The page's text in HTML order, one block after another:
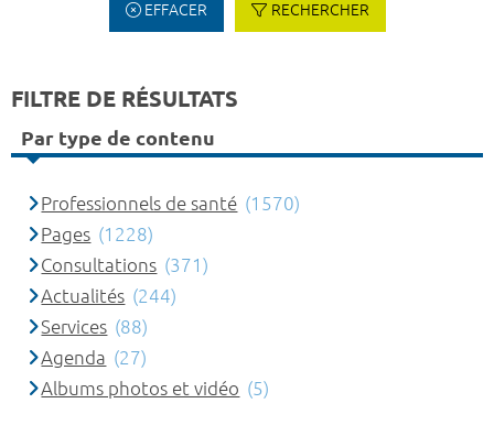
EFFACER RECHERCHER
FILTRE DE RÉSULTATS
Par type de contenu
Professionnels de santé (1570)
Pages (1228)
Consultations (371)
Actualités (244)
Services (88)
Agenda (27)
Albums photos et vidéo (5)